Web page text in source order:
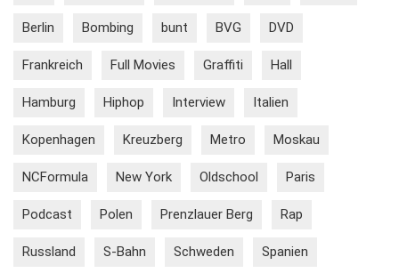
Berlin Bombing bunt BVG DVD
Frankreich Full Movies Graffiti Hall
Hamburg Hiphop Interview Italien
Kopenhagen Kreuzberg Metro Moskau
NCFormula New York Oldschool Paris
Podcast Polen Prenzlauer Berg Rap
Russland S-Bahn Schweden Spanien